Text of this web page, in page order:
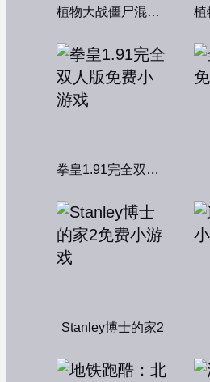
植物大战僵尸混合版
拳皇1.91完全双人版
Stanley博士的家2